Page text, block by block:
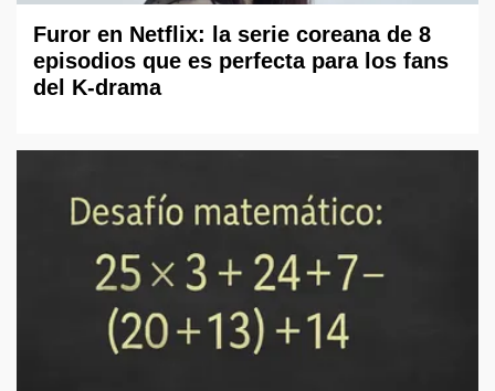
Furor en Netflix: la serie coreana de 8
episodios que es perfecta para los fans
del K-drama